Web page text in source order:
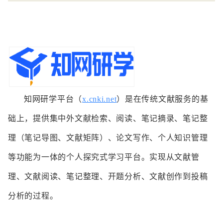
​知网研学平台（x.cnki.net）是在传统文献服务的基
础上，提供集中外文献检索、阅读、笔记摘录、笔记整
理（笔记导图、文献矩阵）、论文写作、个人知识管理
等功能为一体的个人探究式学习平台。实现从文献管
理、文献阅读、笔记整理、开题分析、文献创作到投稿
分析的过程。